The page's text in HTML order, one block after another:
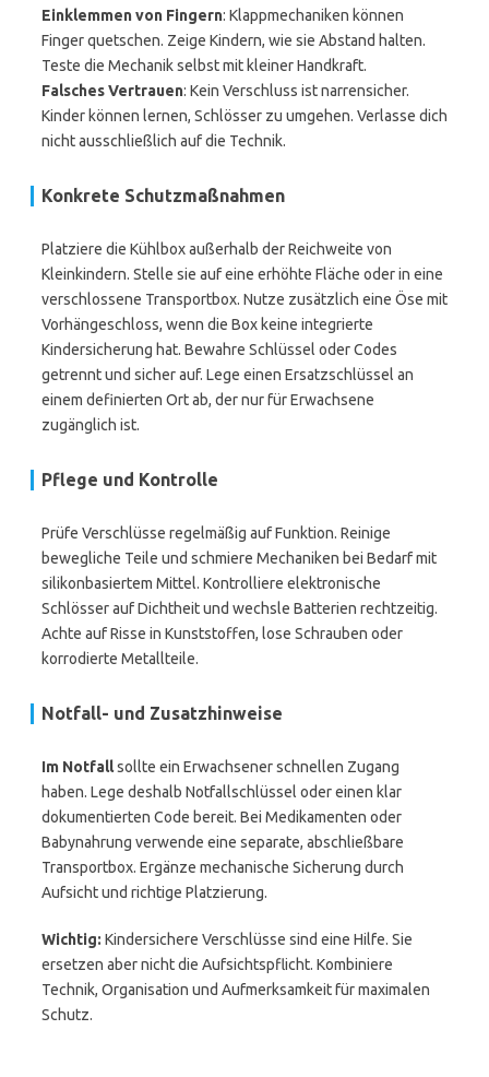
Einklemmen von Fingern: Klappmechaniken können
Finger quetschen. Zeige Kindern, wie sie Abstand halten.
Teste die Mechanik selbst mit kleiner Handkraft.
Falsches Vertrauen: Kein Verschluss ist narrensicher.
Kinder können lernen, Schlösser zu umgehen. Verlasse dich
nicht ausschließlich auf die Technik.
Konkrete Schutzmaßnahmen
Platziere die Kühlbox außerhalb der Reichweite von
Kleinkindern. Stelle sie auf eine erhöhte Fläche oder in eine
verschlossene Transportbox. Nutze zusätzlich eine Öse mit
Vorhängeschloss, wenn die Box keine integrierte
Kindersicherung hat. Bewahre Schlüssel oder Codes
getrennt und sicher auf. Lege einen Ersatzschlüssel an
einem definierten Ort ab, der nur für Erwachsene
zugänglich ist.
Pflege und Kontrolle
Prüfe Verschlüsse regelmäßig auf Funktion. Reinige
bewegliche Teile und schmiere Mechaniken bei Bedarf mit
silikonbasiertem Mittel. Kontrolliere elektronische
Schlösser auf Dichtheit und wechsle Batterien rechtzeitig.
Achte auf Risse in Kunststoffen, lose Schrauben oder
korrodierte Metallteile.
Notfall- und Zusatzhinweise
Im Notfallsollte ein Erwachsener schnellen Zugang
haben. Lege deshalb Notfallschlüssel oder einen klar
dokumentierten Code bereit. Bei Medikamenten oder
Babynahrung verwende eine separate, abschließbare
Transportbox. Ergänze mechanische Sicherung durch
Aufsicht und richtige Platzierung.
Wichtig: Kindersichere Verschlüsse sind eine Hilfe. Sie
ersetzen aber nicht die Aufsichtspflicht. Kombiniere
Technik, Organisation und Aufmerksamkeit für maximalen
Schutz.